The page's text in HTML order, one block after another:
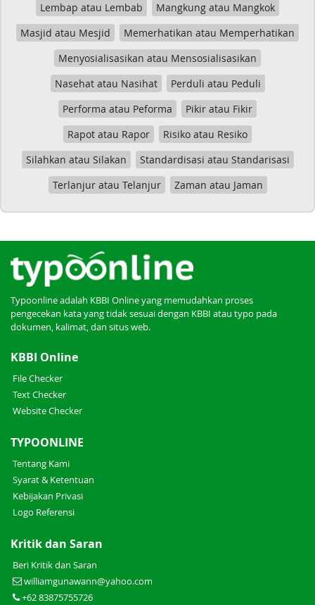
Lembap atau Lembab
Mangkung atau Mangkok
Masjid atau Mesjid
Memerhatikan atau Memperhatikan
Menyosialisasikan atau Mensosialisasikan
Nasehat atau Nasihat
Perduli atau Peduli
Performa atau Peforma
Pikir atau Fikir
Rapot atau Rapor
Risiko atau Resiko
Silahkan atau Silakan
Standardisasi atau Standarisasi
Terlanjur atau Telanjur
Zaman atau Jaman
Typoonline adalah KBBI Online yang memudahkan proses
pengecekan kata yang tidak sesuai dengan KBBI atau typo pada
dokumen, kalimat, dan situs web.
KBBI Online
File Checker
Text Checker
Website Checker
TYPOONLINE
Tentang Kami
Syarat & Ketentuan
Kebijakan Privasi
Logo Referensi
Kritik dan Saran
Beri Kritik dan Saran
williamgunawann@yahoo.com
+62 83875755726